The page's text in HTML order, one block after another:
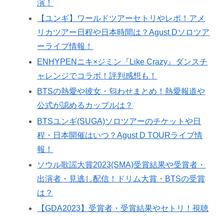
演！
【ユンギ】ワールドツアーセトリやレポ！アメ
リカツアー日程や日本時間は？Agust Dソロツア
ーライブ情報！
ENHYPENニキ×ジミン『Like Crazy』ダンスチ
ャレンジでコラボ！評判感想も！
BTSの熱愛や彼女・匂わせまとめ！熱愛報道や
公式が認めるカップルは？
BTSユンギ(SUGA)ソロツアーのチケットや日
程・日本開催はいつ？Agust D TOURライブ情
報！
ソウル歌謡大賞2023(SMA)受賞結果や受賞者・
出演者・見逃し配信！ドリム大賞・BTSの受賞
は？
【GDA2023】受賞者・受賞結果やセトリ！視聴